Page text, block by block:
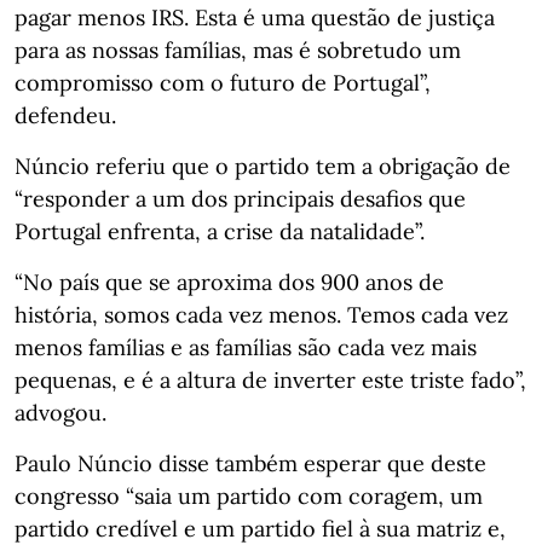
pagar menos IRS. Esta é uma questão de justiça
para as nossas famílias, mas é sobretudo um
compromisso com o futuro de Portugal”,
defendeu.
Núncio referiu que o partido tem a obrigação de
“responder a um dos principais desafios que
Portugal enfrenta, a crise da natalidade”.
“No país que se aproxima dos 900 anos de
história, somos cada vez menos. Temos cada vez
menos famílias e as famílias são cada vez mais
pequenas, e é a altura de inverter este triste fado”,
advogou.
Paulo Núncio disse também esperar que deste
congresso “saia um partido com coragem, um
partido credível e um partido fiel à sua matriz e,